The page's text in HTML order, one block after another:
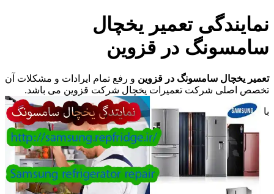
نمایندگی تعمیر یخچال
سامسونگ در قزوین
تعمیر یخچال سامسونگ در قزوین و رفع تمام ایرادات و مشکلات آن
تخصص اصلی شرکت تعمیرات یخچال شرکت قزوین می باشد.
با